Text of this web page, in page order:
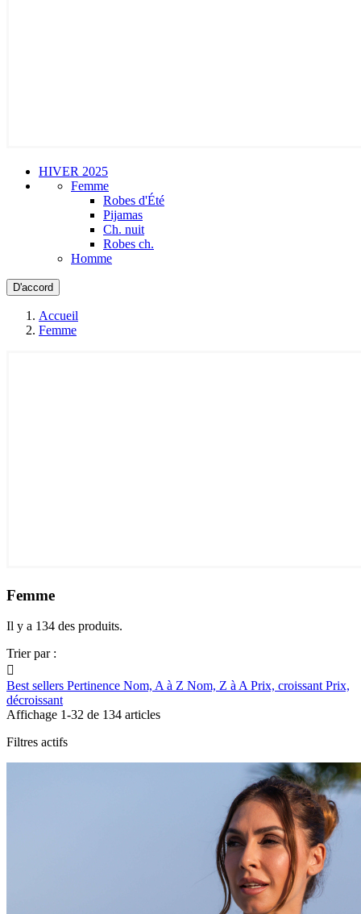
HIVER 2025
Femme
Robes d'Été
Pijamas
Ch. nuit
Robes ch.
Homme
D'accord
Accueil
Femme
Femme
Il y a 134 des produits.
Trier par :

Best sellers Pertinence Nom, A à Z Nom, Z à APrix, croissantPrix,
décroissant
Affichage 1-32 de 134 articles
Filtres actifs